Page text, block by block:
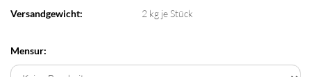
Versandgewicht:
2 kg je Stück
Mensur: